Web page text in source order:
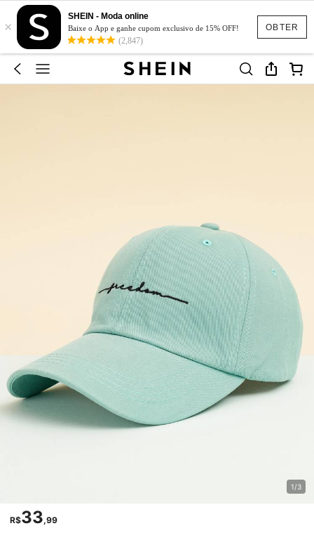
OBTER
×
SHEIN - Moda online
Baixe o App e ganhe cupom exclusivo de 15% OFF!
(2,847)
1/3
R$33,99